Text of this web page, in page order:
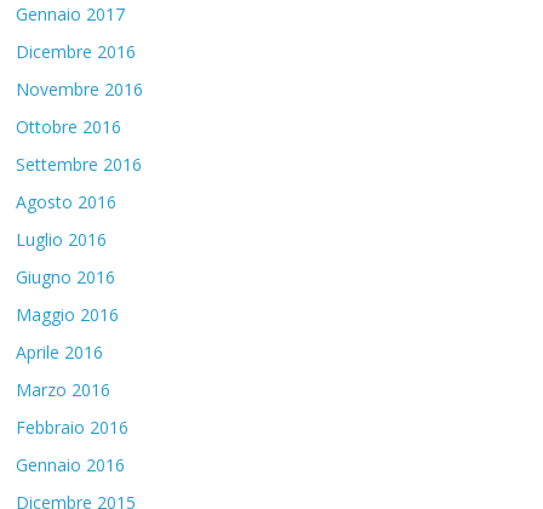
Gennaio 2017
Dicembre 2016
Novembre 2016
Ottobre 2016
Settembre 2016
Agosto 2016
Luglio 2016
Giugno 2016
Maggio 2016
Aprile 2016
Marzo 2016
Febbraio 2016
Gennaio 2016
Dicembre 2015